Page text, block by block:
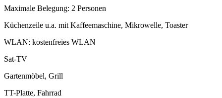
Maximale Belegung: 2 Personen
Küchenzeile u.a. mit Kaffeemaschine, Mikrowelle, Toaster
WLAN: kostenfreies WLAN
Sat-TV
Gartenmöbel, Grill
TT-Platte, Fahrrad